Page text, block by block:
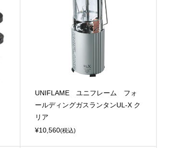
UNIFLAME ユニフレーム フォ
ールディングガスランタンUL-X ク
リア
¥10,560(税込)